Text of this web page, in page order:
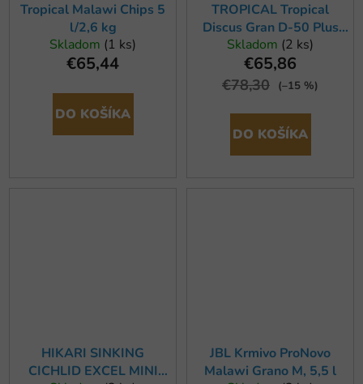
Tropical Malawi Chips 5
l/2,6 kg
Skladom (1 ks)
€65,44
DO KOŠÍKA
TROPICAL Tropical
Discus Gran D-50 Plus
10L
Skladom (2 ks)
€65,86
€78,30 (–15 %)
DO KOŠÍKA
HIKARI SINKING
CICHLID EXCEL MINI
JBL Krmivo ProNovo
Malawi Grano M, 5,5 l